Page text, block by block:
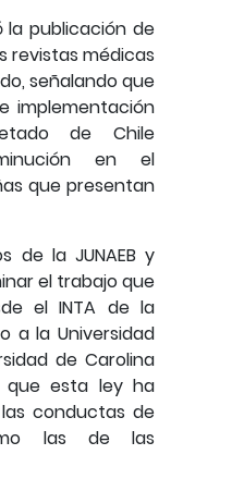
la publicación de
revistas médicas
señalando que
implementación
de Chile
en el
que presentan
de la JUNAEB y
el trabajo que
el INTA de la
a la Universidad
de Carolina
que esta ley ha
conductas de
las de las